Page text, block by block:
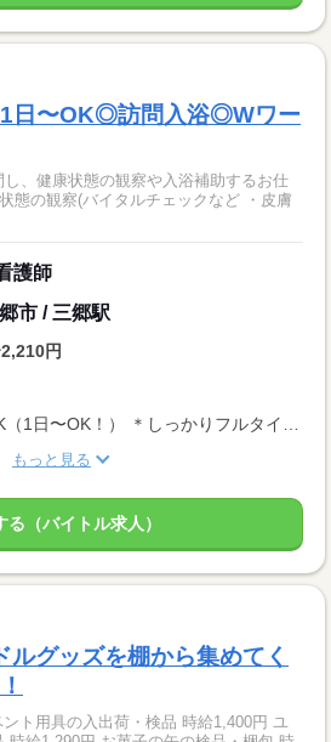
1日〜OK◎訪問入浴◎Wワー
、健康状態の観察や入浴補助するお仕
態の観察(バイタルチェックなど ・皮膚
護師
市 / 三郷駅
円
【シフト制】単発OK（1日〜OK！） ＊しっかりフルタイム勤務で働きたい方 ＊単発や固定シフトもOK！ ＊扶養内勤務・WワークもOK！
もっと見る
る（バイトル求人）
ルグッズを棚から集めてく
ト用具の入出荷・検品 時給1,400円 ユ